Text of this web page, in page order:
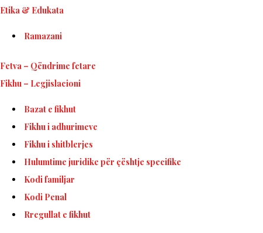
Etika & Edukata
Ramazani
Fetva – Qëndrime fetare
Fikhu – Legjislacioni
Bazat e fikhut
Fikhu i adhurimeve
Fikhu i shitblerjes
Hulumtime juridike për çështje specifike
Kodi familjar
Kodi Penal
Rregullat e fikhut